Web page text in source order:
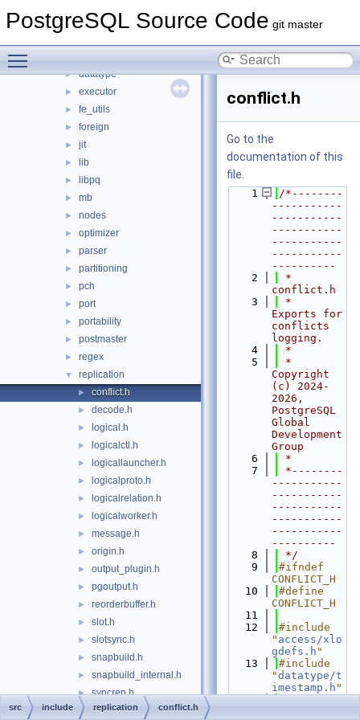
PostgreSQL Source Code git master
► catalog
► datatype
► executor
► fe_utils
► foreign
► jit
► lib
► libpq
► mb
► nodes
► optimizer
► parser
► partitioning
► pch
► port
► portability
► postmaster
► regex
▼ replication
► conflict.h
► decode.h
► logical.h
► logicalctl.h
► logicallauncher.h
► logicalproto.h
► logicalrelation.h
► logicalworker.h
► message.h
► origin.h
► output_plugin.h
► pgoutput.h
► reorderbuffer.h
► slot.h
► slotsync.h
► snapbuild.h
► snapbuild_internal.h
► syncrep.h
► walreceiver.h
conflict.h
Go to the
documentation of this
file.
    1
/*--------
-----------
-----------
-----------
-----------
-----------
----------
    2
*
conflict.h
    3
*
Exports for
conflicts
logging.
    4
*
    5
*
Copyright
(c) 2024-
2026,
PostgreSQL
Global
Development
Group
    6
*
    7
*--------
-----------
-----------
-----------
-----------
-----------
----------
    8
*/
    9
#ifndef
CONFLICT_H
   10
#define
CONFLICT_H
   11
   12
#include
" access/xlo
gdefs.h "
   13
#include
"datatype/t
imestamp.h "
src include replication conflict.h